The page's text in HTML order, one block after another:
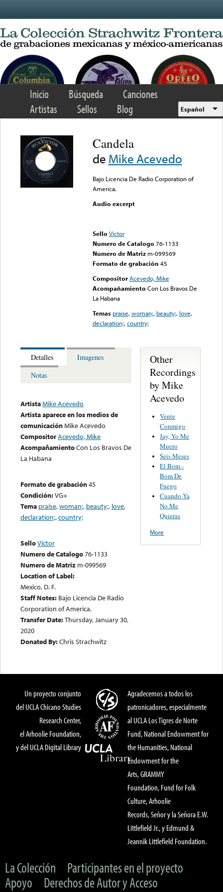
Inicio Búsqueda
Canciones
Artistas
Sellos Blog Español
Candela
de Mike Acevedo
Bajo Licencia De Radio Corporation of
America.
Audio excerpt
Sello Victor
Numero de Catalogo 76-1133
Numero de Matriz m-099569
Formato de grabación 45
Compositor Acevedo, Mike
Acompañamiento Con Los Bravos De
La Habana
Temas praise,woman;, beauty;, love,
declaration;,country;
Detalles
Imagenes
Notas
ArtistaMike Acevedo
Artista aparece en los medios de
comunicaciónMike Acevedo
CompositorAcevedo, Mike
AcompañamientoCon Los Bravos De
La Habana
Formato de grabación45
Condición:VG+
Tema praise,woman;, beauty;, love,
declaration;,country;
SelloVictor
Numero de Catalogo76-1133
Numero de Matriz m-099569
Location of Label:
Mexico, D. F.
Staff Notes: Bajo Licencia De Radio
Corporation of America.
Transfer Date:Thursday, January 30,
2020
Donated By:Chris Strachwitz
Other
Recordings
by Mike
Acevedo
Vente
Conmigo
Jay, Yo Me
Muero
Seis Meses
El Bom -
Bom De
Fuego
Cuando Ya
No Me
Quieras
More
Un proyecto conjunto
del UCLA Chicano Studies
Research Center,
el Arhoolie Foundation,
y del UCLA Digital Library
Agradecemos a todos los
patronicadores, especialmente
al UCLA Los Tigres de Norte
Fund, National Endowment for
the Humanities, National
Endowment for the
Arts, GRAMMY
Foundation, Fund for Folk
Culture, Arhoolie
Records, Señor y la Señora E.W.
Littlefield Jr., y Edmund &
Jeannik Littlefield Foundation.
La Colección
Participantes en el proyecto
Apoyo
Derechos de Autor y Acceso